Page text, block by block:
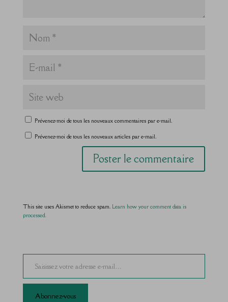
Prévenez-moi de tous les nouveaux commentaires par e-mail.
Prévenez-moi de tous les nouveaux articles par e-mail.
This site uses Akismet to reduce spam. Learn how your comment data is
processed.
Saisissez votre adresse e-mail…
Abonnez-vous